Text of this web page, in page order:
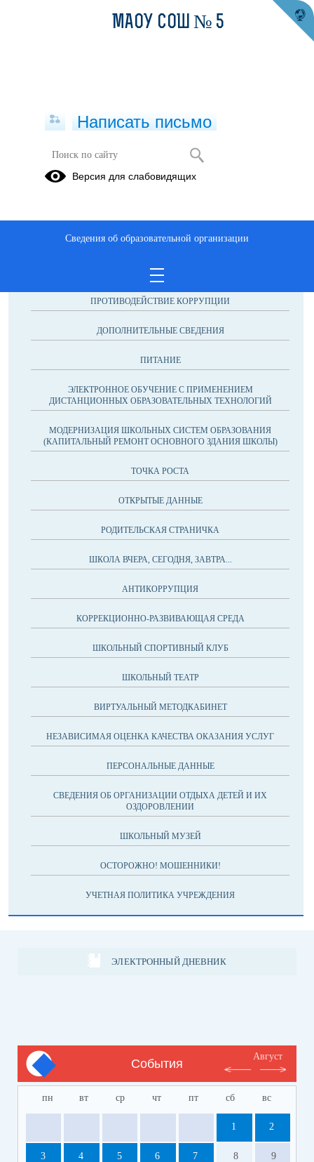
Публикации за 01.07.2026
ОБРАЩЕНИЯ ГРАЖДАН
ПРОТИВОДЕЙСТВИЕ КОРРУПЦИИ
ДОПОЛНИТЕЛЬНЫЕ СВЕДЕНИЯ
ПИТАНИЕ
ЭЛЕКТРОННОЕ ОБУЧЕНИЕ С ПРИМЕНЕНИЕМ
ДИСТАНЦИОННЫХ ОБРАЗОВАТЕЛЬНЫХ ТЕХНОЛОГИЙ
МОДЕРНИЗАЦИЯ ШКОЛЬНЫХ СИСТЕМ ОБРАЗОВАНИЯ
(КАПИТАЛЬНЫЙ РЕМОНТ ОСНОВНОГО ЗДАНИЯ ШКОЛЫ)
ТОЧКА РОСТА
ОТКРЫТЫЕ ДАННЫЕ
РОДИТЕЛЬСКАЯ СТРАНИЧКА
ШКОЛА ВЧЕРА, СЕГОДНЯ, ЗАВТРА...
АНТИКОРРУПЦИЯ
КОРРЕКЦИОННО-РАЗВИВАЮЩАЯ СРЕДА
ШКОЛЬНЫЙ СПОРТИВНЫЙ КЛУБ
ШКОЛЬНЫЙ ТЕАТР
ВИРТУАЛЬНЫЙ МЕТОДКАБИНЕТ
НЕЗАВИСИМАЯ ОЦЕНКА КАЧЕСТВА ОКАЗАНИЯ УСЛУГ
ПЕРСОНАЛЬНЫЕ ДАННЫЕ
СВЕДЕНИЯ ОБ ОРГАНИЗАЦИИ ОТДЫХА ДЕТЕЙ И ИХ
ОЗДОРОВЛЕНИИ
ШКОЛЬНЫЙ МУЗЕЙ
ОСТОРОЖНО! МОШЕННИКИ!
УЧЕТНАЯ ПОЛИТИКА УЧРЕЖДЕНИЯ
ЭЛЕКТРОННЫЙ ДНЕВНИК
События
Август
пн вт ср чт пт сб вс
1 2
3 4 5 6 7 8 9
МАОУ СОШ № 5
Написать письмо
Версия для слабовидящих
Сведения об образовательной организации